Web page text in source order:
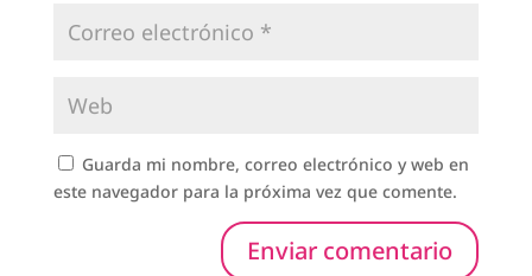
Guarda mi nombre, correo electrónico y web en
este navegador para la próxima vez que comente.